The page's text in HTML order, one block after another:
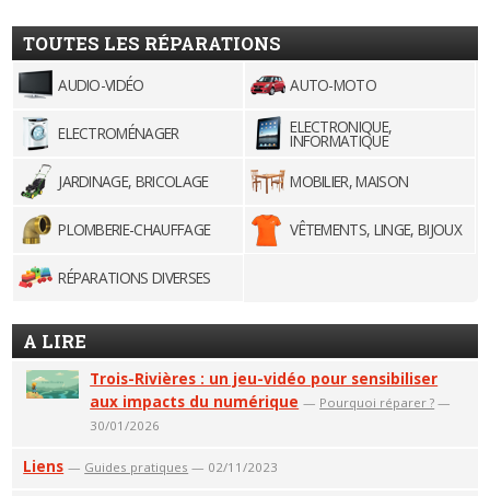
TOUTES LES RÉPARATIONS
AUDIO-VIDÉO AUTO-MOTO
ELECTROMÉNAGER ELECTRONIQUE,
INFORMATIQUE
JARDINAGE, BRICOLAGE
MOBILIER, MAISON
PLOMBERIE-CHAUFFAGE VÊTEMENTS, LINGE, BIJOUX
RÉPARATIONS DIVERSES
A LIRE
Trois-Rivières : un jeu-vidéo pour sensibiliser
aux impacts du numérique — Pourquoi réparer ? —
30/01/2026
Liens — Guides pratiques — 02/11/2023